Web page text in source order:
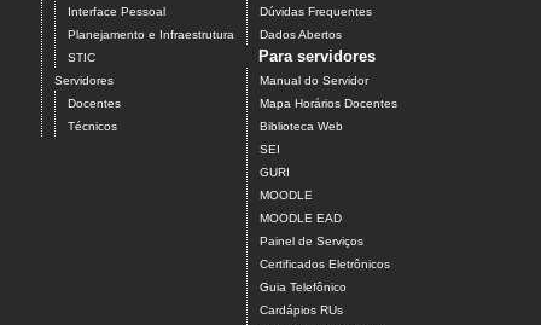
Interface Pessoal
Planejamento e Infraestrutura
STIC
Servidores
Docentes
Técnicos
Dúvidas Frequentes
Dados Abertos
Para servidores
Manual do Servidor
Mapa Horários Docentes
Biblioteca Web
SEI
GURI
MOODLE
MOODLE EAD
Painel de Serviços
Certificados Eletrônicos
Guia Telefônico
Cardápios RUs